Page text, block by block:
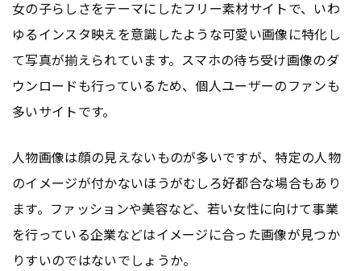
女の子らしさをテーマにしたフリー素材サイトで、いわ
ゆるインスタ映えを意識したような可愛い画像に特化し
て写真が揃えられています。スマホの待ち受け画像のダ
ウンロードも行っているため、個人ユーザーのファンも
多いサイトです。
人物画像は顔の見えないものが多いですが、特定の人物
のイメージが付かないほうがむしろ好都合な場合もあり
ます。ファッションや美容など、若い女性に向けて事業
を行っている企業などはイメージに合った画像が見つか
りすいのではないでしょうか。